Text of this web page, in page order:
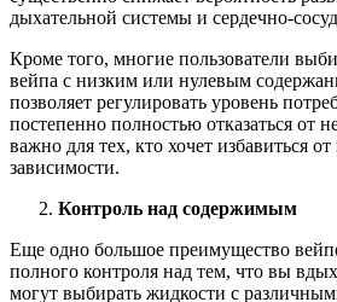
дыхательной системы и сердечно-
Кроме того, многие пользователи
вейпа с низким или нулевым
позволяет регулировать уровень
постепенно полностью отказаться от
важно для тех, кто хочет избавиться
зависимости.
Контроль над содержимым
Еще одно большое преимущество
полного контроля над тем, что вы
могут выбирать жидкости с